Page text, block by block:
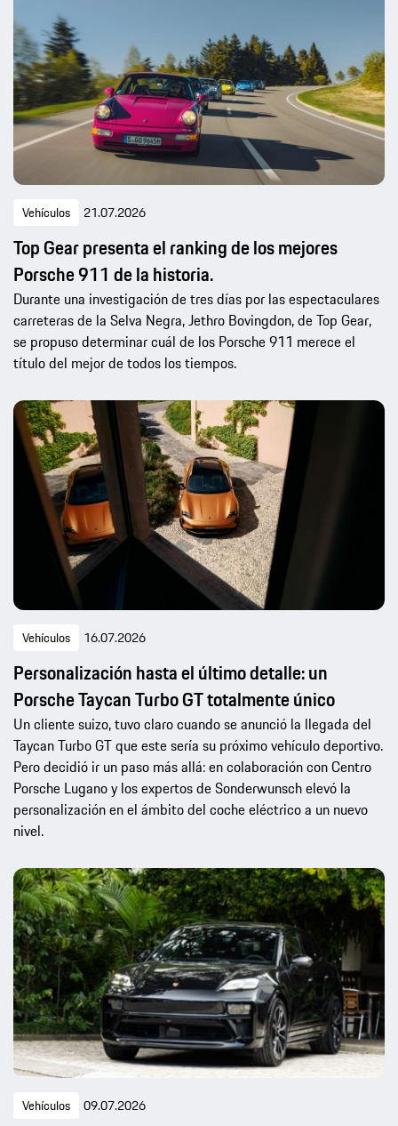
Vehículos 21.07.2026
Top Gear presenta el ranking de los mejores
Porsche 911 de la historia.
Durante una investigación de tres días por las espectaculares
carreteras de la Selva Negra, Jethro Bovingdon, de Top Gear,
se propuso determinar cuál de los Porsche 911 merece el
título del mejor de todos los tiempos.
Vehículos 16.07.2026
Personalización hasta el último detalle: un
Porsche Taycan Turbo GT totalmente único
Un cliente suizo, tuvo claro cuando se anunció la llegada del
Taycan Turbo GT que este sería su próximo vehículo deportivo.
Pero decidió ir un paso más allá: en colaboración con Centro
Porsche Lugano y los expertos de Sonderwunsch elevó la
personalización en el ámbito del coche eléctrico a un nuevo
nivel.
Vehículos 09.07.2026